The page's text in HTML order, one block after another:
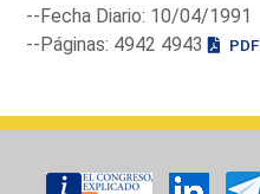
--Fecha Diario: 10/04/1991
--Páginas: 4942 4943
PDF